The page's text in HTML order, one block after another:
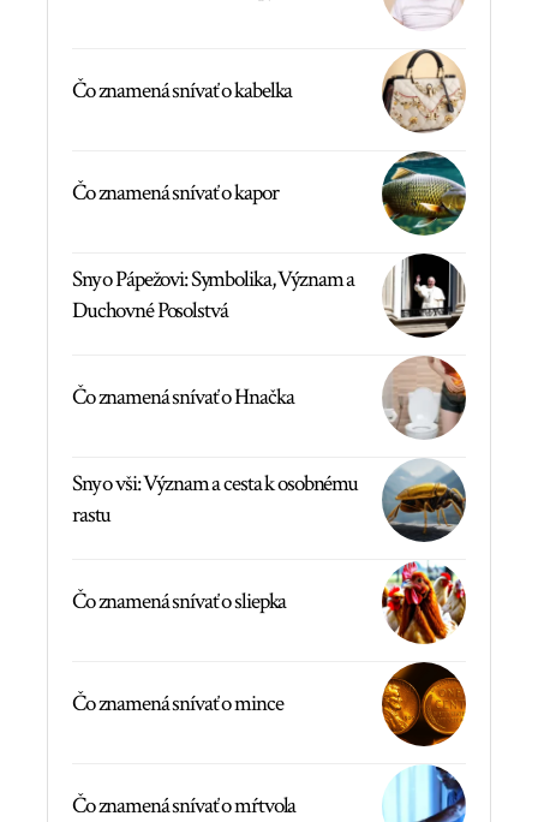
Čo znamená snívať o kabelka
Čo znamená snívať o kapor
Sny o Pápežovi: Symbolika, Význam a
Duchovné Posolstvá
Čo znamená snívať o Hnačka
Sny o vši: Význam a cesta k osobnému
rastu
Čo znamená snívať o sliepka
Čo znamená snívať o mince
Čo znamená snívať o mŕtvola